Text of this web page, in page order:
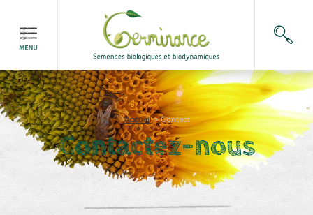
Accueil>Contact
Contactez-nous